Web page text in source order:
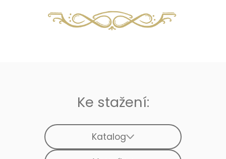
Ke stažení:
Katalog